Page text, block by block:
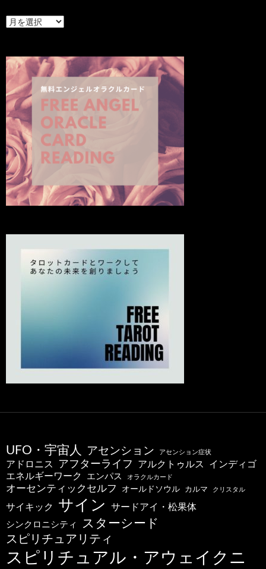
最
新
稿
UFO・宇宙人 アセンション アセンション症状
アドロニス アフターライフ アルクトゥルス インディゴ
エネルギーワーク エンパス オラクルカード
オーセンティックセルフ オールドソウル カルマ クリスタル
サイキック サイン サードアイ・松果体
シンクロニシティ スターシード
スピリチュアリティ
スピリチュアル・アウェイクニ